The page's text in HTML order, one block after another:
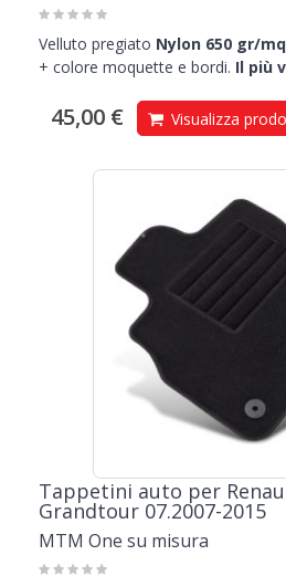
Velluto pregiato Nylon 650 gr/mq
+ colore moquette e bordi. Il più
45,00 € Visualizza
Tappetini auto per
Grandtour 07.2007-2015
MTM One su misura